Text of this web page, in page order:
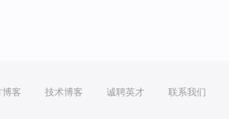
博客 技术博客 诚聘英才 联系我们